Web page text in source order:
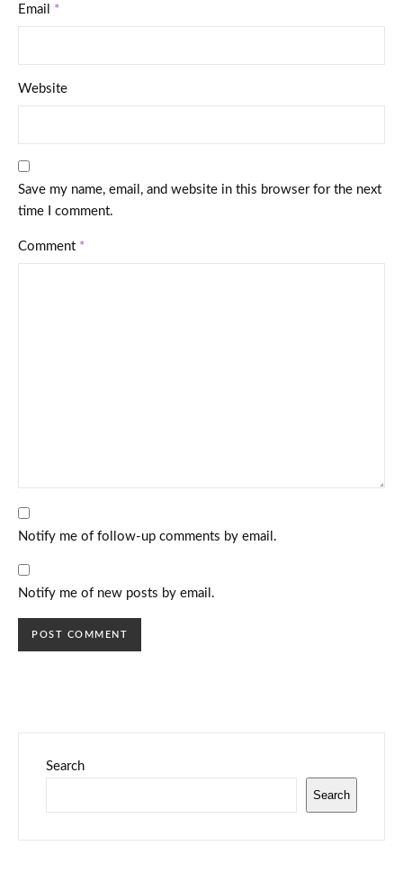
Email *
Website
Save my name, email, and website in this browser for the next
time I comment.
Comment *
Notify me of follow-up comments by email.
Notify me of new posts by email.
Search
Search